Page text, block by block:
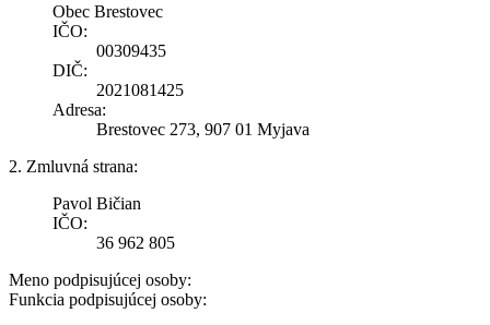
Obec Brestovec
IČO:
00309435
DIČ:
2021081425
Adresa:
Brestovec 273, 907 01 Myjava
2. Zmluvná strana:
Pavol Bičian
IČO:
36 962 805
Meno podpisujúcej osoby:
Funkcia podpisujúcej osoby: